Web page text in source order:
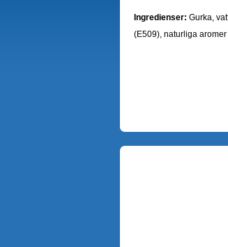
Ingredienser: Gurka,
(E509), naturliga